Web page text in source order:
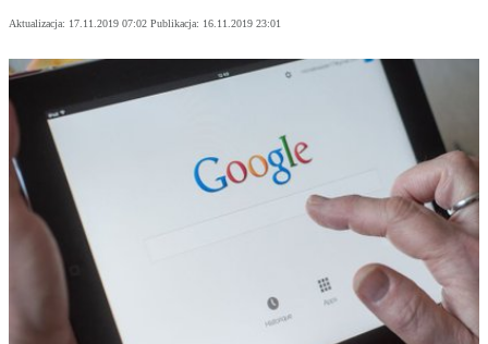
Aktualizacja: 17.11.2019 07:02 Publikacja: 16.11.2019 23:01